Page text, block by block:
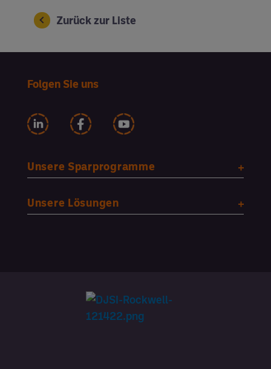
Zurück zur Liste
Folgen Sie uns
Unsere Sparprogramme
Unsere Lösungen